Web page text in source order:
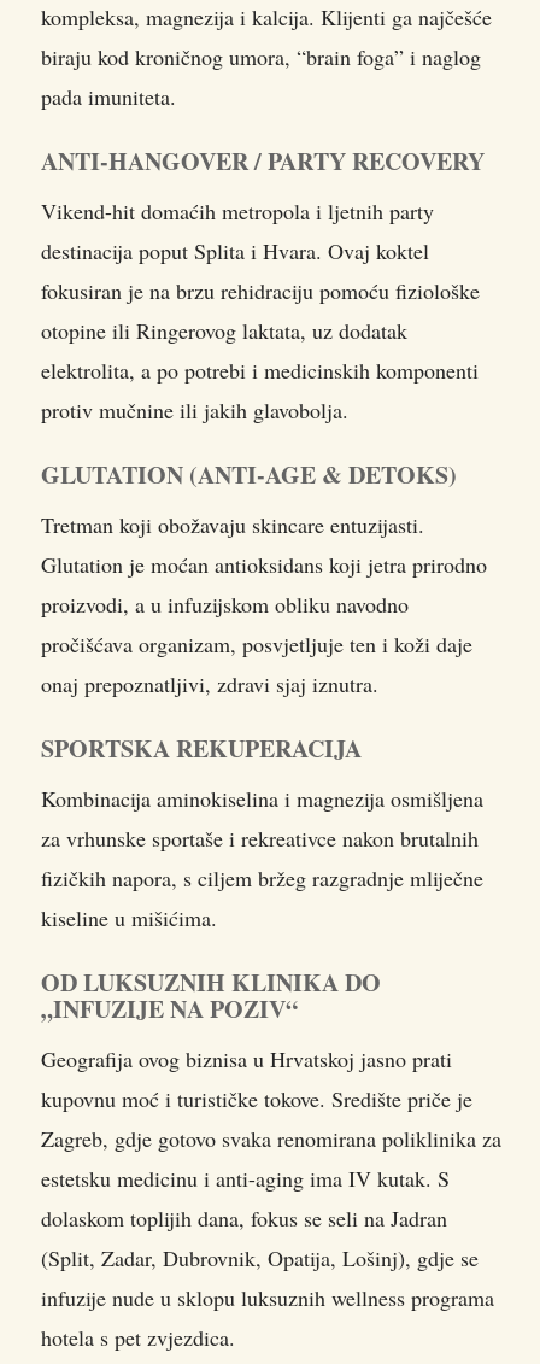
kompleksa, magnezija i kalcija. Klijenti ga najčešće
biraju kod kroničnog umora, “brain foga” i naglog
pada imuniteta.
ANTI-HANGOVER / PARTY RECOVERY
Vikend-hit domaćih metropola i ljetnih party
destinacija poput Splita i Hvara. Ovaj koktel
fokusiran je na brzu rehidraciju pomoću fiziološke
otopine ili Ringerovog laktata, uz dodatak
elektrolita, a po potrebi i medicinskih komponenti
protiv mučnine ili jakih glavobolja.
GLUTATION (ANTI-AGE & DETOKS)
Tretman koji obožavaju skincare entuzijasti.
Glutation je moćan antioksidans koji jetra prirodno
proizvodi, a u infuzijskom obliku navodno
pročišćava organizam, posvjetljuje ten i koži daje
onaj prepoznatljivi, zdravi sjaj iznutra.
SPORTSKA REKUPERACIJA
Kombinacija aminokiselina i magnezija osmišljena
za vrhunske sportaše i rekreativce nakon brutalnih
fizičkih napora, s ciljem bržeg razgradnje mliječne
kiseline u mišićima.
OD LUKSUZNIH KLINIKA DO
„INFUZIJE NA POZIV“
Geografija ovog biznisa u Hrvatskoj jasno prati
kupovnu moć i turističke tokove. Središte priče je
Zagreb, gdje gotovo svaka renomirana poliklinika za
estetsku medicinu i anti-aging ima IV kutak. S
dolaskom toplijih dana, fokus se seli na Jadran
(Split, Zadar, Dubrovnik, Opatija, Lošinj), gdje se
infuzije nude u sklopu luksuznih wellness programa
hotela s pet zvjezdica.